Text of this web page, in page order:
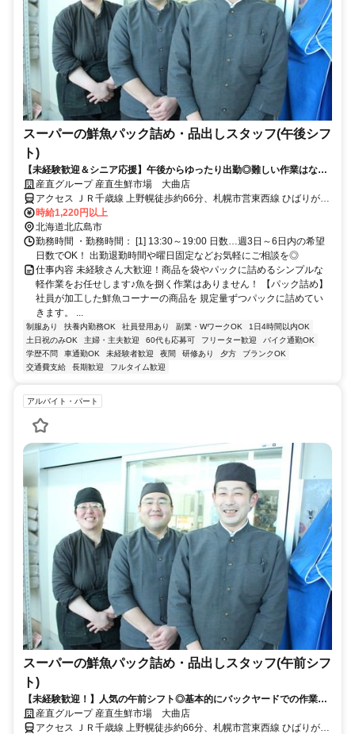
スーパーの鮮魚パック詰め・品出しスタッフ(午後シフ
ト)
【未経験歓迎＆シニア応援】午後からゆったり出勤◎難しい作業はない
から、初日からでもすぐ活躍できます！
産直グループ 産直生鮮市場 大曲店
アクセス ＪＲ千歳線 上野幌徒歩約66分、札幌市営東西線 ひばりが丘
（北海道）1番口徒歩約93分、札幌市営東西線 大谷地5番口徒歩約94
分
時給1,220円以上
北海道北広島市
勤務時間 ・勤務時間： [1] 13:30～19:00 日数…週3日～6日内の希望
日数でOK！ 出勤退勤時間や曜日固定などお気軽にご相談を◎
仕事内容 未経験さん大歓迎！商品を袋やパックに詰めるシンプルな
軽作業をお任せします♪魚を捌く作業はありません！ 【パック詰め】
社員が加工した鮮魚コーナーの商品を 規定量ずつパックに詰めてい
きます。 ...
制服あり 扶養内勤務OK 社員登用あり 副業・WワークOK
1日4時間以内OK
土日祝のみOK
主婦・主夫歓迎 60代も応募可 フリーター歓迎
バイク通勤OK
学歴不問
車通勤OK 未経験者歓迎 夜間 研修あり 夕方
ブランクOK
交通費支給
長期歓迎 フルタイム歓迎
アルバイト・パート
スーパーの鮮魚パック詰め・品出しスタッフ(午前シフ
ト)
【未経験歓迎！】人気の午前シフト◎基本的にバックヤードでの作業！
初日からでもすぐ活躍できます！
産直グループ 産直生鮮市場 大曲店
アクセス ＪＲ千歳線 上野幌徒歩約66分、札幌市営東西線 ひばりが丘